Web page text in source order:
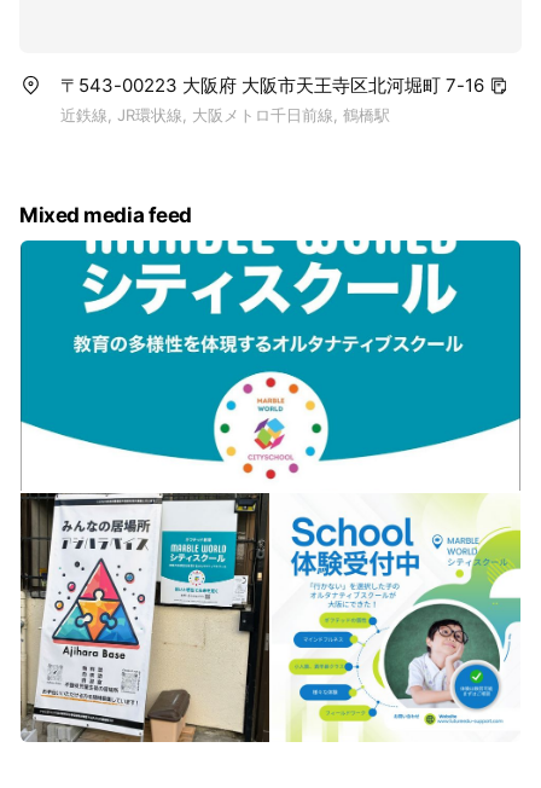
〒543-00223 大阪府 大阪市天王寺区北河堀町 7-16
近鉄線, JR環状線, 大阪メトロ千日前線, 鶴橋駅
Mixed media feed